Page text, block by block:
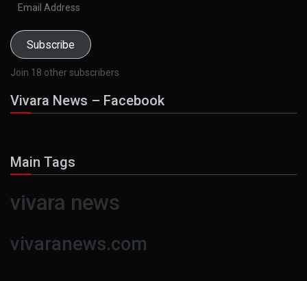
Subscribe
Join 18 other subscribers
Vivara News – Facebook
Main Tags
vivara news
vivaranews.com